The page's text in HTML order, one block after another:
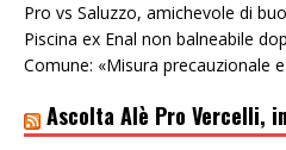
Pro vs Saluzzo, amichevole di
Piscina ex Enal non balneabile
Comune: «Misura precauzionale
Ascolta Alè Pro Vercelli,